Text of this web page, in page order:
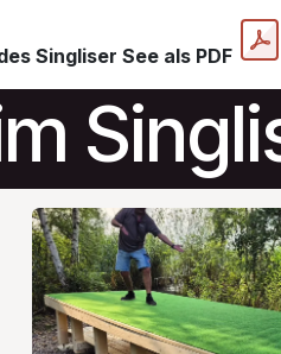
Singliser See als PDF